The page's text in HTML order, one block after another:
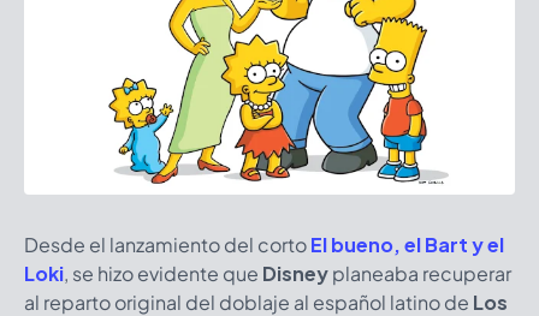
Desde el lanzamiento del cortoEl bueno, el Bart y el
Loki, se hizo evidente que Disneyplaneaba recuperar
al reparto original del doblaje al español latino de Los